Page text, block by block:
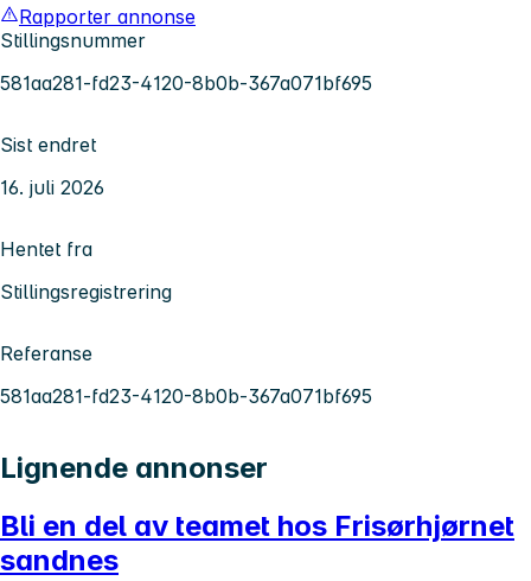
Rapporter annonse
Stillingsnummer
581aa281-fd23-4120-8b0b-367a071bf695
Sist endret
16. juli 2026
Hentet fra
Stillingsregistrering
Referanse
581aa281-fd23-4120-8b0b-367a071bf695
Lignende annonser
Bli en del av teamet hos Frisørhjørnet
sandnes